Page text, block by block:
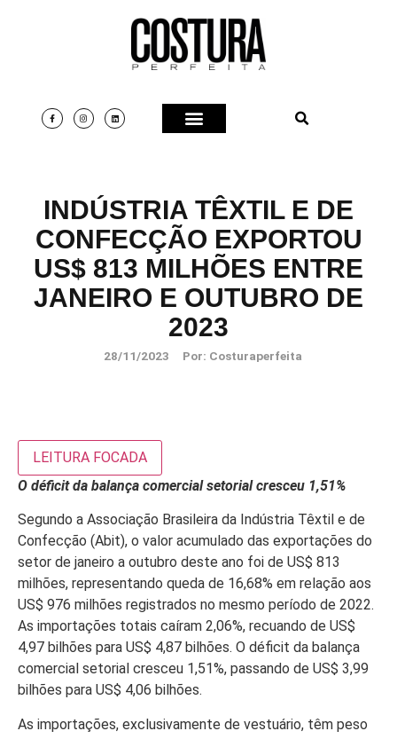
INDÚSTRIA TÊXTIL E DE
CONFECÇÃO EXPORTOU
US$ 813 MILHÕES ENTRE
JANEIRO E OUTUBRO DE
2023
28/11/2023 Por: Costuraperfeita
LEITURA FOCADA
O déficit da balança comercial setorial cresceu 1,51%
Segundo a Associação Brasileira da Indústria Têxtil e de
Confecção (Abit), o valor acumulado das exportações do
setor de janeiro a outubro deste ano foi de US$ 813
milhões, representando queda de 16,68% em relação aos
US$ 976 milhões registrados no mesmo período de 2022.
As importações totais caíram 2,06%, recuando de US$
4,97 bilhões para US$ 4,87 bilhões. O déficit da balança
comercial setorial cresceu 1,51%, passando de US$ 3,99
bilhões para US$ 4,06 bilhões.
As importações, exclusivamente de vestuário, têm peso